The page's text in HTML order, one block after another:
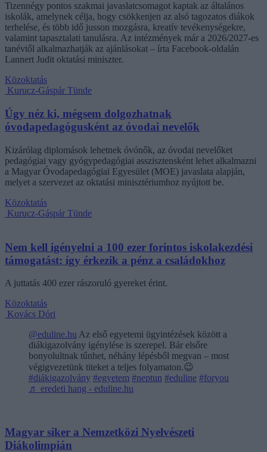
Tizennégy pontos szakmai javaslatcsomagot kaptak az általános
iskolák, amelynek célja, hogy csökkenjen az alsó tagozatos diákok
terhelése, és több idő jusson mozgásra, kreatív tevékenységekre,
valamint tapasztalati tanulásra. Az intézmények már a 2026/2027-es
tanévtől alkalmazhatják az ajánlásokat – írta Facebook-oldalán
Lannert Judit oktatási miniszter.
Közoktatás
Kurucz-Gáspár Tünde
Úgy néz ki, mégsem dolgozhatnak
óvodapedagógusként az óvodai nevelők
Kizárólag diplomások lehetnek óvónők, az óvodai nevelőket
pedagógiai vagy gyógypedagógiai asszisztensként lehet alkalmazni
a Magyar Óvodapedagógiai Egyesület (MOE) javaslata alapján,
melyet a szervezet az oktatási minisztériumhoz nyújtott be.
Közoktatás
Kurucz-Gáspár Tünde
Nem kell igényelni a 100 ezer forintos iskolakezdési
támogatást: így érkezik a pénz a családokhoz
A juttatás 400 ezer rászoruló gyereket érint.
Közoktatás
Kovács Dóri
@eduline.hu Az első egyetemi ügyintézések között a
diákigazolvány igénylése is szerepel. Bár elsőre
bonyolultnak tűnhet, néhány lépésből megvan – most
végigvezetünk titeket a teljes folyamaton.😉
#diákigazolvány #egyetem #neptun #eduline #foryou
♬ eredeti hang - eduline.hu
Magyar siker a Nemzetközi Nyelvészeti
Diákolimpián